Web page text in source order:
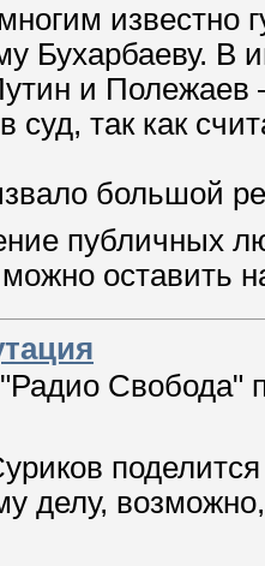
известно
Бухарбаеву. В
и
суд, так как
большой
публичных
оставить
Свобода"
делу,